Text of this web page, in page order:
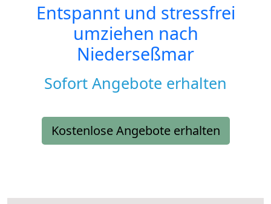
Entspannt und stressfrei
umziehen nach
Niederseßmar
Sofort Angebote erhalten
Kostenlose Angebote erhalten